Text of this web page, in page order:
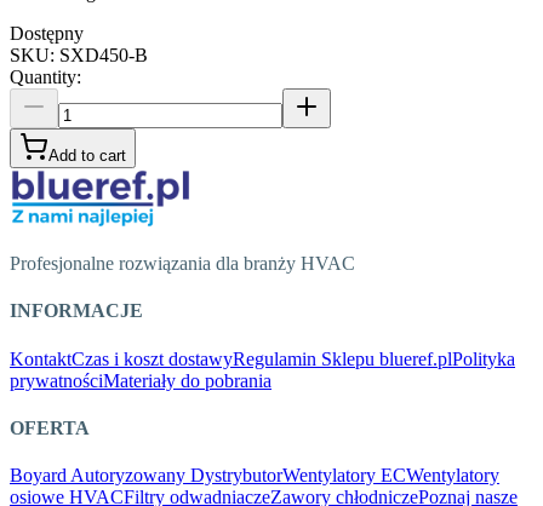
Dostępny
SKU: SXD450-B
Quantity:
Add to cart
Profesjonalne rozwiązania dla branży HVAC
INFORMACJE
KontaktCzas i koszt dostawyRegulamin Sklepu blueref.plPolityka
prywatnościMateriały do pobrania
OFERTA
Boyard Autoryzowany DystrybutorWentylatory ECWentylatory
osiowe HVACFiltry odwadniaczeZawory chłodniczePoznaj nasze